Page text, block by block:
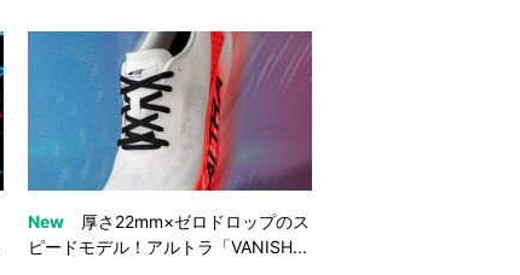
New
厚さ22mm×ゼロドロップのス
ピードモデル！アルトラ「VANISH...